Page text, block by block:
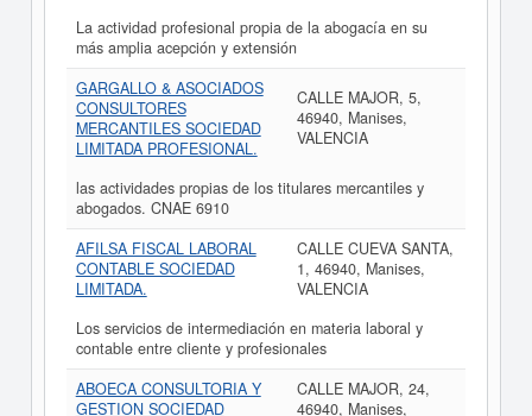
La actividad profesional propia de la abogacía en su
más amplia acepción y extensión
GARGALLO & ASOCIADOS
CONSULTORES
MERCANTILES SOCIEDAD
LIMITADA PROFESIONAL.
CALLE MAJOR, 5,
46940, Manises,
VALENCIA
las actividades propias de los titulares mercantiles y
abogados. CNAE 6910
AFILSA FISCAL LABORAL
CONTABLE SOCIEDAD
LIMITADA.
CALLE CUEVA SANTA,
1, 46940, Manises,
VALENCIA
Los servicios de intermediación en materia laboral y
contable entre cliente y profesionales
ABOECA CONSULTORIA Y
GESTION SOCIEDAD
CALLE MAJOR, 24,
46940, Manises,